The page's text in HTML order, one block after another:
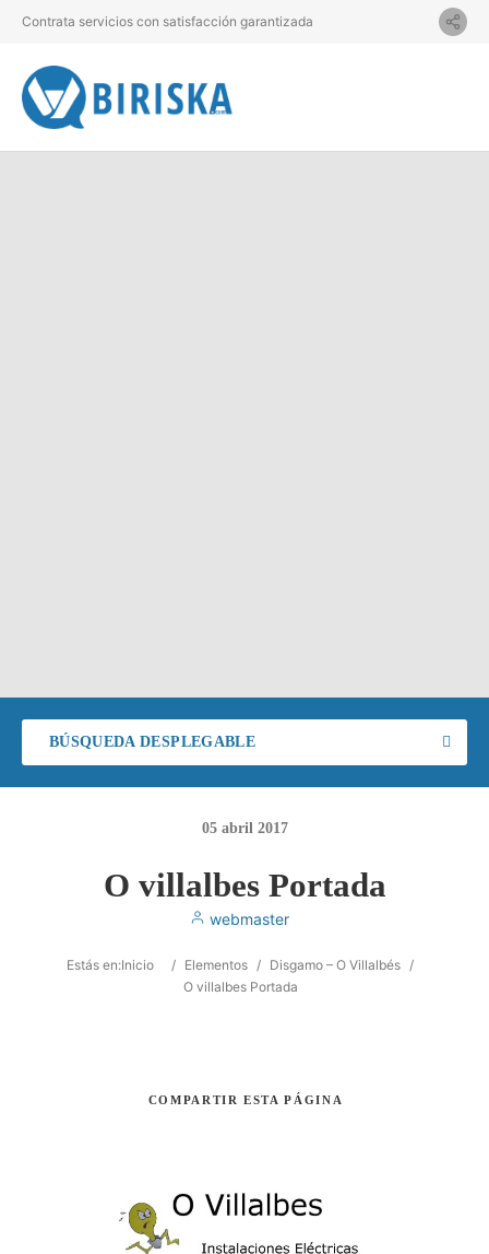
Contrata servicios con satisfacción garantizada
BÚSQUEDA DESPLEGABLE
05 abril 2017
O villalbes Portada
webmaster
Estás en:Inicio / Elementos / Disgamo – O Villalbés /
O villalbes Portada
COMPARTIR ESTA PÁGINA